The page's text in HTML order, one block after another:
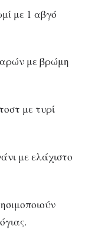
με 1 αβγό
με βρώμη
με τυρί
με ελάχιστο